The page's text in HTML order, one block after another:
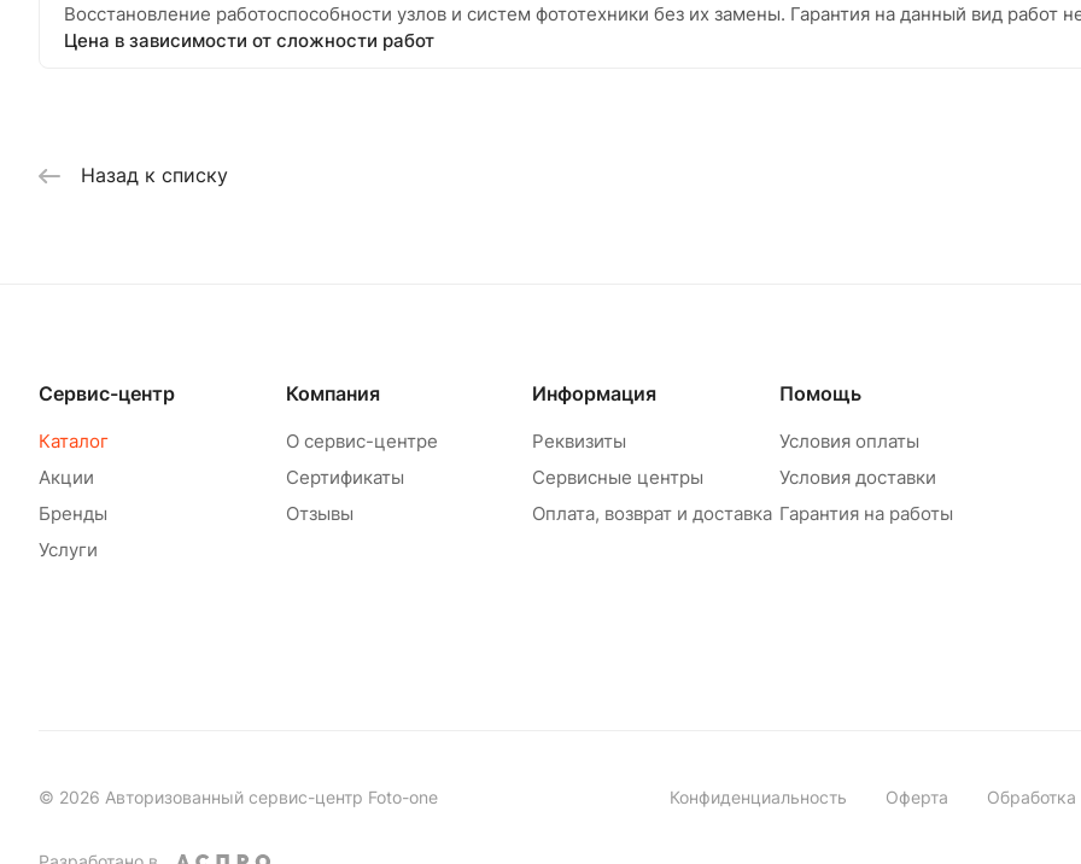
Восстановление работоспособности узлов и систем фототехники без их замены. Гарантия на данный вид работ
Цена в зависимости от сложности работ
Назад к списку
Сервис-центр
Каталог
Акции
Бренды
Услуги
Компания
О сервис-центре
Сертификаты
Отзывы
Информация
Реквизиты
Сервисные центры
Оплата, возврат и доставка
Помощь
Условия оплаты
Условия доставки
Гарантия на работы
© 2026 Авторизованный сервис-центр Foto-one Конфиденциальность Оферта